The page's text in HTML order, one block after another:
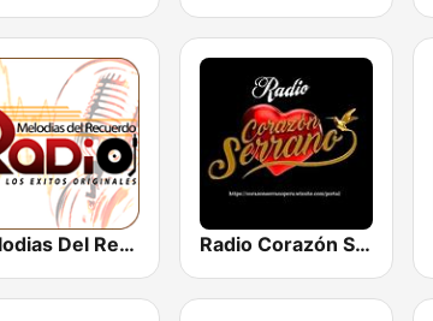
Melodias Del Recuerdo Radio Corazón Serrano